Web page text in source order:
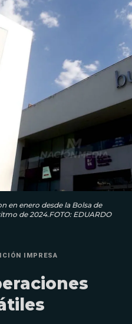
en enero desde la Bolsa de
de 2024.FOTO: EDUARDO
IMPRESA